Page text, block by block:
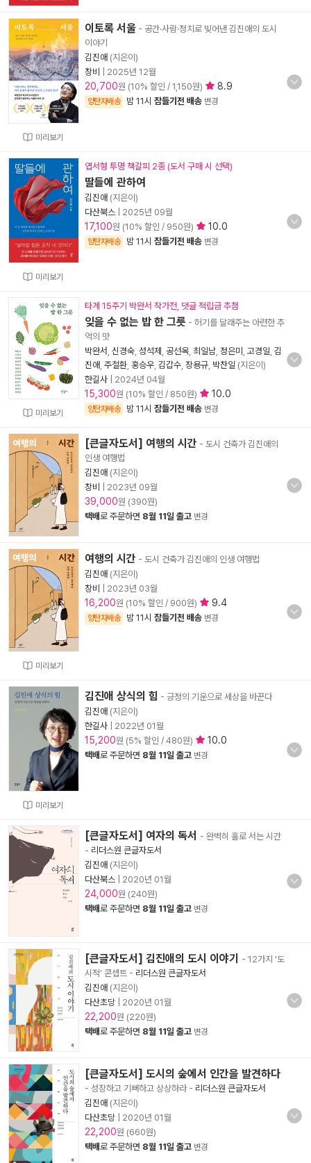
미리보기
이토록 서울 - 공간·사람·정치로 빚어낸 김진애의 도시
이야기
김진애 (지은이)
창비
2025년 12월
20,700원 (10% 할인 / 1,150원) 8.9
양탄자배송 밤 11시 잠들기전 배송 변경
미리보기
엽서형 투명 책갈피 2종 (도서 구매 시 선택)
딸들에 관하여
김진애 (지은이)
다산북스
2025년 09월
17,100원 (10% 할인 / 950원) 10.0
양탄자배송 밤 11시 잠들기전 배송 변경
미리보기
타계 15주기 박완서 작가전, 댓글 적립금 추첨
잊을 수 없는 밥 한 그릇 - 허기를 달래주는 아련한 추
억의 맛
박완서 신경숙 성석제 공선옥 최일남 정은미 고경일 김
진애 주철환 홍승우 김갑수 장용규 박찬일 (지은이)
한길사
2024년 04월
15,300원 (10% 할인 / 850원) 10.0
양탄자배송 밤 11시 잠들기전 배송 변경
[큰글자도서] 여행의 시간 - 도시 건축가 김진애의
인생 여행법
김진애 (지은이)
창비
2023년 09월
39,000원 (390원)
택배로 주문하면 8월 11일 출고 변경
미리보기
여행의 시간 - 도시 건축가 김진애의 인생 여행법
김진애 (지은이)
창비
2023년 03월
16,200원 (10% 할인 / 900원) 9.4
양탄자배송 밤 11시 잠들기전 배송 변경
미리보기
김진애 상식의 힘 - 긍정의 기운으로 세상을 바꾼다
김진애 (지은이)
한길사
2022년 01월
15,200원 (5% 할인 / 480원) 10.0
택배로 주문하면 8월 11일 출고 변경
[큰글자도서] 여자의 독서 - 완벽히 홀로 서는 시간
- 리더스원 큰글자도서
김진애 (지은이)
다산북스
2020년 01월
24,000원 (240원)
택배로 주문하면 8월 11일 출고 변경
[큰글자도서] 김진애의 도시 이야기
- 12가지 '도
시적' 콘셉트 - 리더스원 큰글자도서
김진애 (지은이)
다산초당
2020년 01월
22,200원 (220원)
택배로 주문하면 8월 11일 출고 변경
[큰글자도서] 도시의 숲에서 인간을 발견하다
- 성장하고 기뻐하고 상상하라- 리더스원 큰글자도서
김진애 (지은이)
다산초당
2020년 01월
22,200원 (660원)
택배로 주문하면 8월 11일 출고 변경